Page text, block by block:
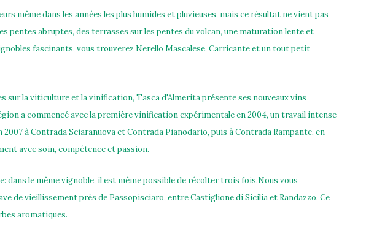
même dans les années les plus humides et pluvieuses, mais ce résultat ne vient pas
pentes abruptes, des terrasses sur les pentes du volcan, une maturation lente et
fascinants, vous trouverez Nerello Mascalese, Carricante et un tout petit
sur la viticulture et la vinification, Tasca d'Almerita présente ses nouveaux vins
a commencé avec la première vinification expérimentale en 2004, un travail intense
à Contrada Sciaranuova et Contrada Pianodario, puis à Contrada Rampante, en
avec soin, compétence et passion.
le même vignoble, il est même possible de récolter trois fois.Nous vous
de vieillissement près de Passopisciaro, entre Castiglione di Sicilia et Randazzo. Ce
aromatiques.